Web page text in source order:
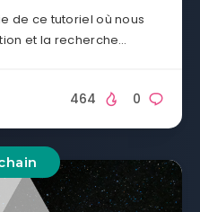
de ce tutoriel où nous
et la recherche…
0
464